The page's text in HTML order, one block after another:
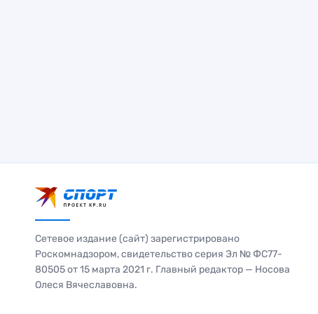
Сетевое издание (сайт) зарегистрировано
Роскомнадзором, свидетельство серия Эл № ФС77-
80505 от 15 марта 2021 г. Главный редактор — Носова
Олеся Вячеславовна.